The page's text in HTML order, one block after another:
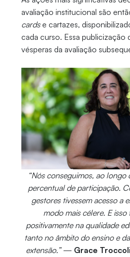
avaliação institucional são
cardse cartazes,
cada curso. Essa publicização
vésperas da avaliação
“Nós conseguimos, ao longo
percentual de participação.
gestores tivessem acesso a
modo mais célere. E
positivamente na qualidade
tanto no âmbito do ensino e
extensão.”— Grace Troccoli